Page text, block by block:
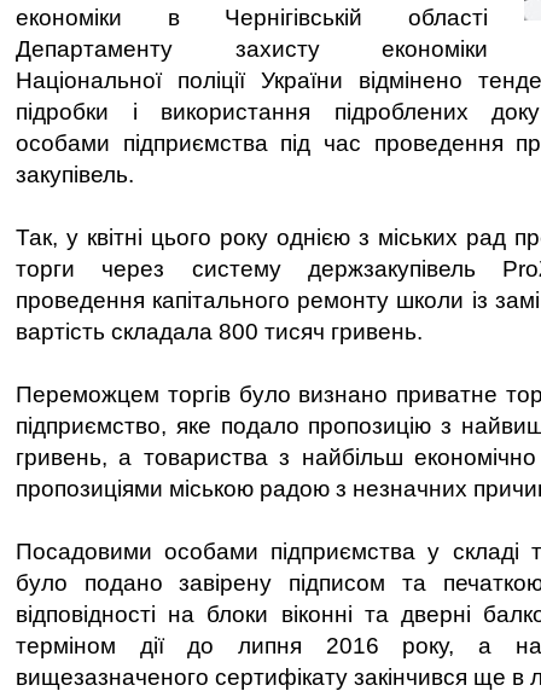
економіки в Чернігівській області
Департаменту захисту економіки
Національної поліції України відмінено
підробки і використання підроблених
особами підприємства під час проведення
закупівель.
Так, у квітні цього року однією з міських рад
торги через систему держзакупівель
проведення капітального ремонту школи із
вартість складала 800 тисяч гривень.
Переможцем торгів було визнано приватне
підприємство, яке подало пропозицію з
гривень, а товариства з найбільш
пропозиціями міською радою з незначних
Посадовими особами підприємства у складі
було подано завірену підписом та
відповідності на блоки віконні та дверні
терміном дії до липня 2016 року, а
вищезазначеного сертифікату закінчився ще в